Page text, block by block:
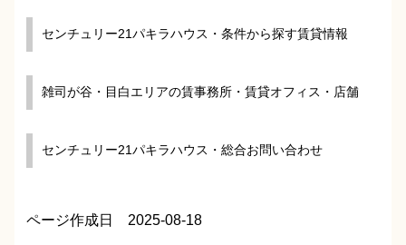
センチュリー21パキラハウス・条件から探す賃貸情報
雑司が谷・目白エリアの賃事務所・賃貸オフィス・店舗
センチュリー21パキラハウス・総合お問い合わせ
ページ作成日 2025-08-18